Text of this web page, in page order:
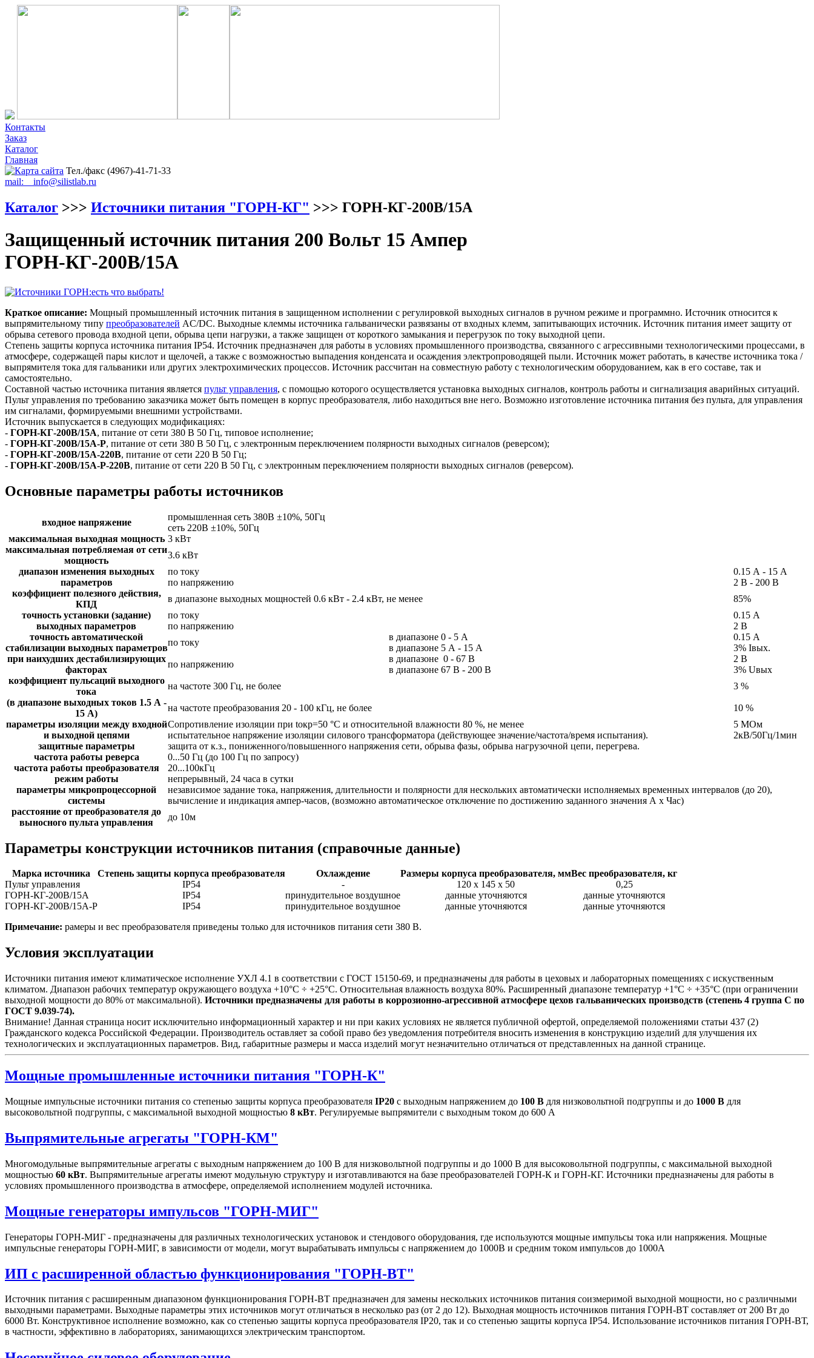
Контакты
Заказ
Каталог
Главная
Тел./факс (4967)-41-71-33
mail: info@silistlab.ru
Каталог >>> Источники питания "ГОРН-КГ" >>> ГОРН-КГ-200В/15А
Защищенный источник питания 200 Вольт 15 Ампер
ГОРН-КГ-200В/15А
Краткое описание: Мощный промышленный источник питания в защищенном исполнении с регулировкой выходных сигналов в ручном режиме и программно. Источник относится к
выпрямительному типу преобразователей AC/DC. Выходные клеммы источника гальванически развязаны от входных клемм, запитывающих источник. Источник питания имеет защиту от
обрыва сетевого провода входной цепи, обрыва цепи нагрузки, а также защищен от короткого замыкания и перегрузок по току выходной цепи.
Степень защиты корпуса источника питания IP54. Источник предназначен для работы в условиях промышленного производства, связанного с агрессивными технологическими процессами, в
атмосфере, содержащей пары кислот и щелочей, а также с возможностью выпадения конденсата и осаждения электропроводящей пыли. Источник может работать, в качестве источника тока /
выпрямителя тока для гальваники или других электрохимических процессов. Источник рассчитан на совместную работу с технологическим оборудованием, как в его составе, так и
самостоятельно.
Составной частью источника питания является пульт управления, с помощью которого осуществляется установка выходных сигналов, контроль работы и сигнализация аварийных ситуаций.
Пульт управления по требованию заказчика может быть помещен в корпус преобразователя, либо находиться вне него. Возможно изготовление источника питания без пульта, для управления
им сигналами, формируемыми внешними устройствами.
Источник выпускается в следующих модификациях:
- ГОРН-КГ-200В/15А, питание от сети 380 В 50 Гц, типовое исполнение;
- ГОРН-КГ-200В/15А-Р, питание от сети 380 В 50 Гц, с электронным переключением полярности выходных сигналов (реверсом);
- ГОРН-КГ-200В/15А-220В, питание от сети 220 В 50 Гц;
- ГОРН-КГ-200В/15А-Р-220В, питание от сети 220 В 50 Гц, с электронным переключением полярности выходных сигналов (реверсом).
Основные параметры работы источников
входное напряжение
промышленная сеть 380В ±10%, 50Гц
сеть 220В ±10%, 50Гц
максимальная выходная мощность 3 кВт
максимальная потребляемая от сети
мощность
3.6 кВт
диапазон изменения выходных
параметров
по току
0.15 А - 15 А
по напряжению
2 В - 200 В
коэффициент полезного действия,
КПД
в диапазоне выходных мощностей 0.6 кВт - 2.4 кВт, не менее
85%
точность установки (задание)
выходных параметров
по току
0.15 А
по напряжению
2 В
точность автоматической
стабилизации выходных параметров
при наихудших дестабилизирующих
факторах
по току
в диапазоне 0 - 5 А
0.15 А
в диапазоне 5 А - 15 А
3% Iвых.
по напряжению
в диапазоне 0 - 67 В
2 В
в диапазоне 67 В - 200 В
3% Uвых
коэффициент пульсаций выходного
тока
(в диапазоне выходных токов 1.5 А -
15 А)
на частоте 300 Гц, не более 3 %
на частоте преобразования 20 - 100 кГц, не более
10 %
параметры изоляции между входной
и выходной цепями
Сопротивление изоляции при tокр=50 °С и относительной влажности 80 %, не менее
5 МОм
испытательное напряжение изоляции силового трансформатора (действующее значение/частота/время испытания).
2кВ/50Гц/1мин
защитные параметры
защита от к.з., пониженного/повышенного напряжения сети, обрыва фазы, обрыва нагрузочной цепи, перегрева.
частота работы реверса
0...50 Гц (до 100 Гц по запросу)
частота работы преобразователя
20...100кГц
режим работы
непрерывный, 24 часа в сутки
параметры микропроцессорной
системы
независимое задание тока, напряжения, длительности и полярности для нескольких автоматически исполняемых временных интервалов (до 20),
вычисление и индикация ампер-часов, (возможно автоматическое отключение по достижению заданного значения А х Час)
расстояние от преобразователя до
выносного пульта управления
до 10м
Параметры конструкции источников питания (справочные данные)
Марка источника Степень защиты корпуса преобразователя Охлаждение Размеры корпуса преобразователя, ммВес преобразователя, кг
Пульт управления
IP54 - 120 х 145 х 50
0,25
ГОРН-КГ-200В/15А
IP54 принудительное воздушное данные уточняются
данные уточняются
ГОРН-КГ-200В/15А-Р
IP54 принудительное воздушное данные уточняются
данные уточняются
Примечание: рамеры и вес преобразователя приведены только для источников питания сети 380 В.
Условия эксплуатации
Источники питания имеют климатическое исполнение УХЛ 4.1 в соответствии с ГОСТ 15150-69, и предназначены для работы в цеховых и лабораторных помещениях с искуственным
климатом. Диапазон рабочих температур окружающего воздуха +10°С ÷ +25°С. Относительная влажность воздуха 80%. Расширенный диапазоне температур +1°С ÷ +35°С (при ограничении
выходной мощности до 80% от максимальной). Источники предназначены для работы в коррозионно-агрессивной атмосфере цехов гальванических производств (степень 4 группа C по
ГОСТ 9.039-74).
Внимание! Данная страница носит исключительно информационный характер и ни при каких условиях не является публичной офертой, определяемой положениями статьи 437 (2)
Гражданского кодекса Российской Федерации. Производитель оставляет за собой право без уведомления потребителя вносить изменения в конструкцию изделий для улучшения их
технологических и эксплуатационных параметров. Вид, габаритные размеры и масса изделий могут незначительно отличаться от представленных на данной странице.
Мощные промышленные источники питания "ГОРН-К"
Мощные импульсные источники питания со степенью защиты корпуса преобразователя IP20 с выходным напряжением до 100 В для низковольтной подгруппы и до 1000 В для
высоковольтной подгруппы, с максимальной выходной мощностью 8 кВт. Регулируемые выпрямители с выходным током до 600 А
Выпрямительные агрегаты "ГОРН-КМ"
Многомодульные выпрямительные агрегаты с выходным напряжением до 100 В для низковольтной подгруппы и до 1000 В для высоковольтной подгруппы, с максимальной выходной
мощностью 60 кВт. Выпрямительные агрегаты имеют модульную структуру и изготавливаются на базе преобразователей ГОРН-К и ГОРН-КГ. Источники предназначены для работы в
условиях промышленного производства в атмосфере, определяемой исполнением модулей источника.
Мощные генераторы импульсов "ГОРН-МИГ"
Генераторы ГОРН-МИГ - предназначены для различных технологических установок и стендового оборудования, где используются мощные импульсы тока или напряжения. Мощные
импульсные генераторы ГОРН-МИГ, в зависимости от модели, могут вырабатывать импульсы c напряжением до 1000В и средним током импульсов до 1000А
ИП с расширенной областью функционирования "ГОРН-ВТ"
Источник питания с расширенным диапазоном функционирования ГОРН-ВТ предназначен для замены нескольких источников питания соизмеримой выходной мощности, но с различными
выходными параметрами. Выходные параметры этих источников могут отличаться в несколько раз (от 2 до 12). Выходная мощность источников питания ГОРН-ВТ составляет от 200 Вт до
6000 Вт. Конструктивное исполнение возможно, как со степенью защиты корпуса преобразователя IP20, так и со степенью защиты корпуса IP54. Использование источников питания ГОРН-ВТ,
в частности, эффективно в лабораториях, занимающихся электрическим транспортом.